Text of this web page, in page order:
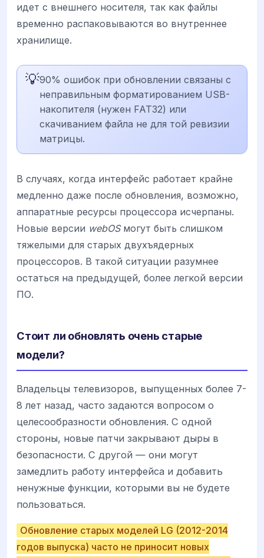
идет с внешнего носителя, так как файлы
временно распаковываются во внутреннее
хранилище.
💡90% ошибок при обновлении связаны с
неправильным форматированием USB-
накопителя (нужен FAT32) или
скачиванием файла не для той ревизии
матрицы.
В случаях, когда интерфейс работает крайне
медленно даже после обновления, возможно,
аппаратные ресурсы процессора исчерпаны.
Новые версии webOSмогут быть слишком
тяжелыми для старых двухъядерных
процессоров. В такой ситуации разумнее
остаться на предыдущей, более легкой версии
ПО.
Стоит ли обновлять очень старые
модели?
Владельцы телевизоров, выпущенных более 7-
8 лет назад, часто задаются вопросом о
целесообразности обновления. С одной
стороны, новые патчи закрывают дыры в
безопасности. С другой — они могут
замедлить работу интерфейса и добавить
ненужные функции, которыми вы не будете
пользоваться.
Обновление старых моделей LG (2012-2014
годов выпуска) часто не приносит новых